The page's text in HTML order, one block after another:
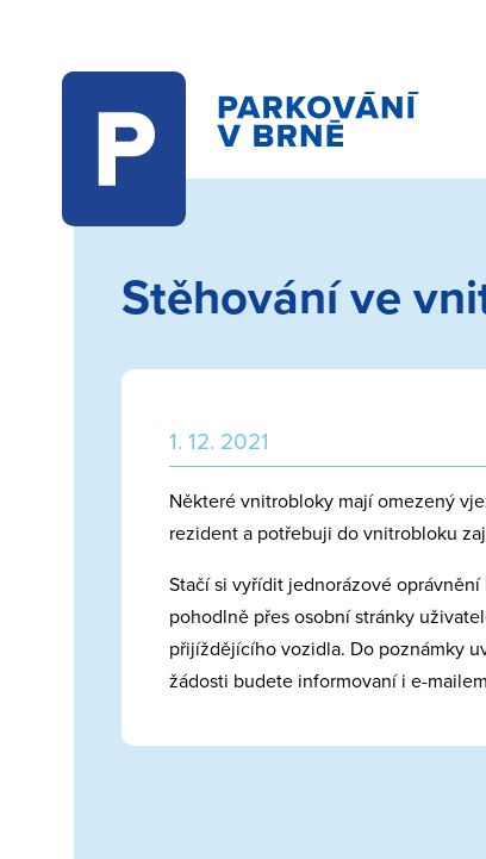
Stěhování ve
1. 12. 2021
Některé vnitrobloky mají omezený
rezident a potřebuji do vnitrobloku
Stačí si vyřídit jednorázové
pohodlně přes osobní stránky
přijíždějícího vozidla. Do poznámky
žádosti budete informovaní i e-